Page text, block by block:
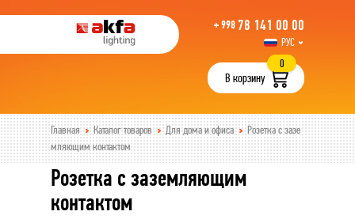
+ 998 78 141 00 00
РУС
UZB
В корзину
0
Главная Каталог товаров Для дома и офиса
Розетка с зазе
мляющим контактом
Розетка с заземляющим
контактом